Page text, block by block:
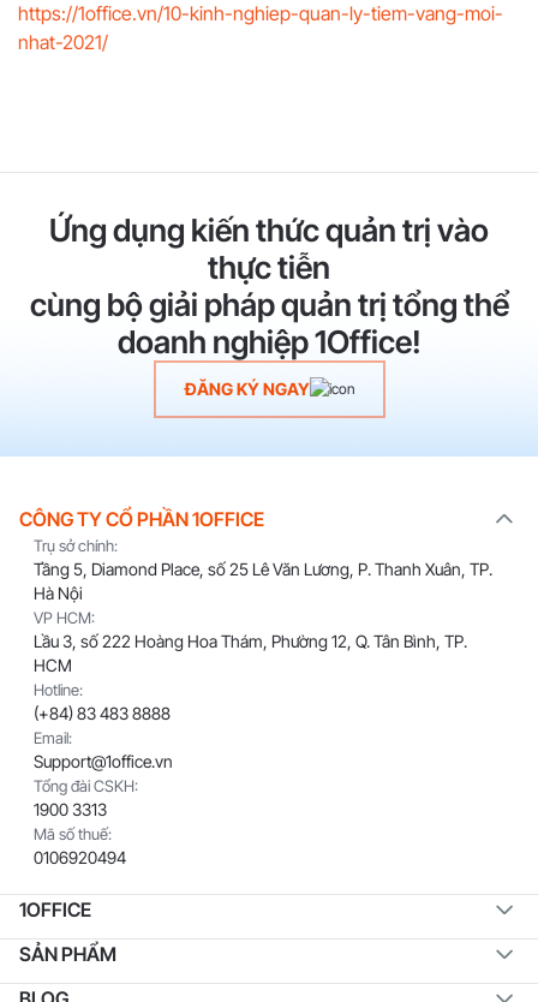
https://1office.vn/10-kinh-nghiep-quan-ly-tiem-vang-moi-
nhat-2021/
Ứng dụng kiến thức quản trị vào
thực tiễn
cùng bộ giải pháp quản trị tổng thể
doanh nghiệp 1Office!
ĐĂNG KÝ NGAY
CÔNG TY CỔ PHẦN 1OFFICE
Trụ sở chính:
Tầng 5, Diamond Place, số 25 Lê Văn Lương, P. Thanh Xuân, TP.
Hà Nội
VP HCM:
Lầu 3, số 222 Hoàng Hoa Thám, Phường 12, Q. Tân Bình, TP.
HCM
Hotline:
(+84) 83 483 8888
Email:
Support@1office.vn
Tổng đài CSKH:
1900 3313
Mã số thuế:
0106920494
1OFFICE
SẢN PHẨM